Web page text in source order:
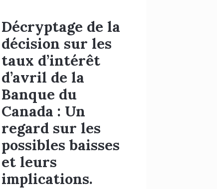
Décryptage de la
décision sur les
taux d’intérêt
d’avril de la
Banque du
Canada : Un
regard sur les
possibles baisses
et leurs
implications.